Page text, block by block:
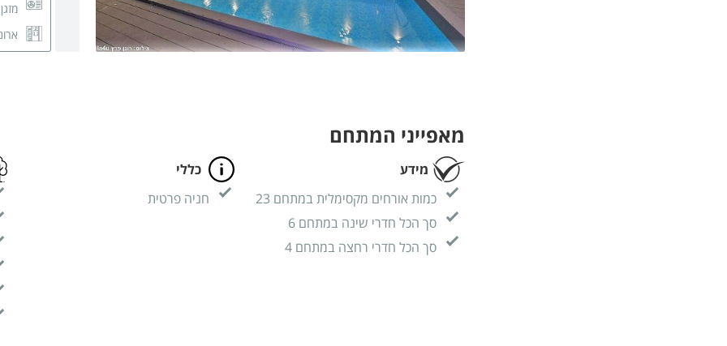
מזגן
מאפייני המתחם
מידע
כמות אורחים מקסימלית במתחם 23
סך הכל חדרי שינה במתחם 6
סך הכל חדרי רחצה במתחם 4
כללי
חניה פרטית